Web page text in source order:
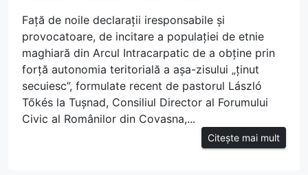
Față de noile declarații iresponsabile și
provocatoare, de incitare a populației de etnie
maghiară din Arcul Intracarpatic de a obține prin
forță autonomia teritorială a așa-zisului „ținut
secuiesc”, formulate recent de pastorul László
Tőkés la Tușnad, Consiliul Director al Forumului
Civic al Românilor din Covasna,...
Citește mai mult